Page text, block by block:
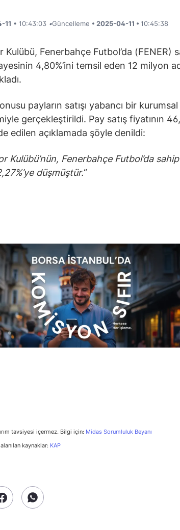
11 • 10:43:03 •Güncelleme • 2025-04-11 • 10:45:38
Kulübü, Fenerbahçe Futbol’da (FENER)
4,80%’ini temsil eden 12 milyon
payların satışı yabancı bir kurumsal
gerçekleştirildi. Pay satış fiyatının
edilen açıklamada şöyle denildi:
Kulübü’nün, Fenerbahçe Futbol’da
düşmüştür.“
tavsiyesi içermez. Bilgi için: Midas Sorumluluk Beyanı
kaynaklar: KAP